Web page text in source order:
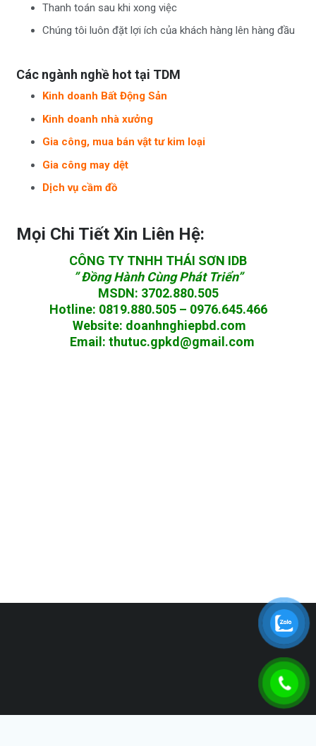
Thanh toán sau khi xong việc
Chúng tôi luôn đặt lợi ích của khách hàng lên hàng đầu
Các ngành nghề hot tại TDM
Kinh doanh Bất Động Sản
Kinh doanh nhà xưởng
Gia công, mua bán vật tư kim loại
Gia công may dệt
Dịch vụ cầm đồ
Mọi Chi Tiết Xin Liên Hệ:
CÔNG TY TNHH THÁI SƠN IDB
” Đồng Hành Cùng Phát Triển”
MSDN: 3702.880.505
Hotline: 0819.880.505 – 0976.645.466
Website: doanhnghiepbd.com
Email : thutuc.gpkd@gmail.com